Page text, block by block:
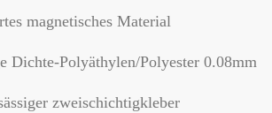
magnetisches Material
Dichte-Polyäthylen/Polyester 0.08mm
zweischichtigkleber